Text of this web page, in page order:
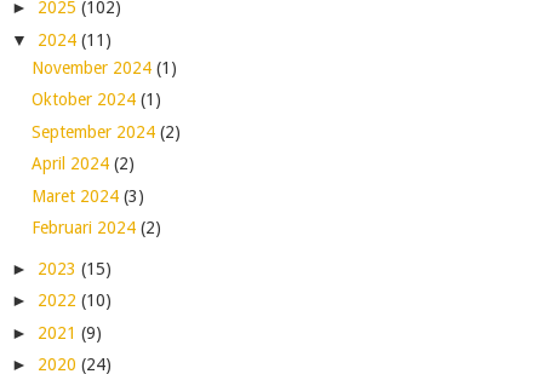
► 2025 (102)
▼ 2024 (11)
November 2024 (1)
Oktober 2024 (1)
September 2024 (2)
April 2024 (2)
Maret 2024 (3)
Februari 2024 (2)
► 2023 (15)
► 2022 (10)
► 2021 (9)
► 2020 (24)